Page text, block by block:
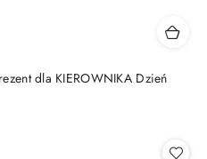
dla KIEROWNIKA Dzień